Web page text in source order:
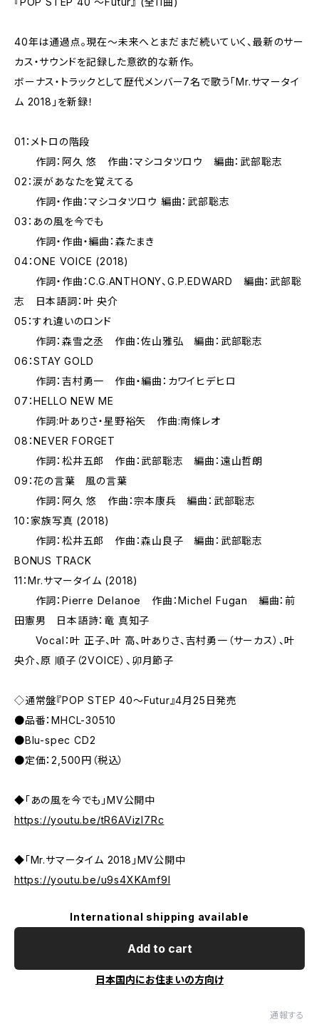
40年は通過点。現在～未来へとまだまだ続いていく、最新のサー
カス・サウンドを記録した意欲的な新作。
ボーナス・トラックとして歴代メンバー7名で歌う「Mr.サマータイ
ム 2018」を新録！
01：メトロの階段
作詞：阿久 悠 作曲：マシコタツロウ 編曲：武部聡志
02：涙があなたを覚えてる
作詞・作曲：マシコタツロウ 編曲：武部聡志
03：あの風を今でも
作詞・作曲・編曲：森たまき
04：ONE VOICE (2018)
作詞・作曲：C.G.ANTHONY、G.P.EDWARD 編曲：武部聡
志 日本語詞：叶 央介
05：すれ違いのロンド
作詞：森雪之丞 作曲：佐山雅弘 編曲：武部聡志
06：STAY GOLD
作詞：吉村勇一 作曲・編曲：カワイヒデヒロ
07：HELLO NEW ME
作詞:叶ありさ・星野裕矢 作曲:南條レオ
08：NEVER FORGET
作詞：松井五郎 作曲：武部聡志 編曲：遠山哲朗
09：花の言葉 風の言葉
作詞：阿久 悠 作曲：宗本康兵 編曲：武部聡志
10：家族写真 (2018)
作詞：松井五郎 作曲：森山良子 編曲：武部聡志
BONUS TRACK
11：Mr.サマータイム (2018)
作詞：Pierre Delanoe 作曲：Michel Fugan 編曲：前
田憲男 日本語詩：竜 真知子
Vocal：叶 正子、叶 高、叶ありさ、吉村勇一（サーカス）、叶
央介、原 順子（2VOICE）、卯月節子
◇通常盤『POP STEP 40～Futur』4月25日発売
●品番：MHCL-30510
●Blu-spec CD2
●定価：2,500円（税込）
◆「あの風を今でも」MV公開中
https://youtu.be/tR6AVizI7Rc
◆「Mr.サマータイム 2018」MV公開中
https://youtu.be/u9s4XKAmf9I
International shipping available
Add to cart
日本国内にお住まいの方向け
通報する